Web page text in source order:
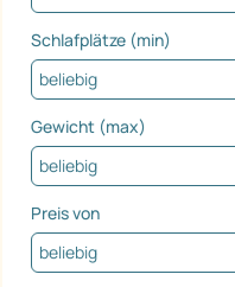
Schlafplätze (min)
Gewicht (max)
Preis von